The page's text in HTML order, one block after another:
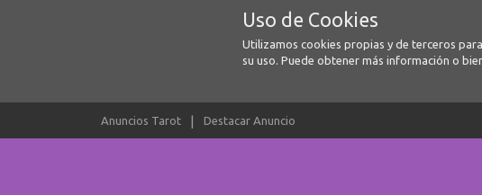
Uso de Cookies
Utilizamos cookies propias y de terceros
su uso. Puede obtener más información o
Anuncios Tarot Destacar Anuncio